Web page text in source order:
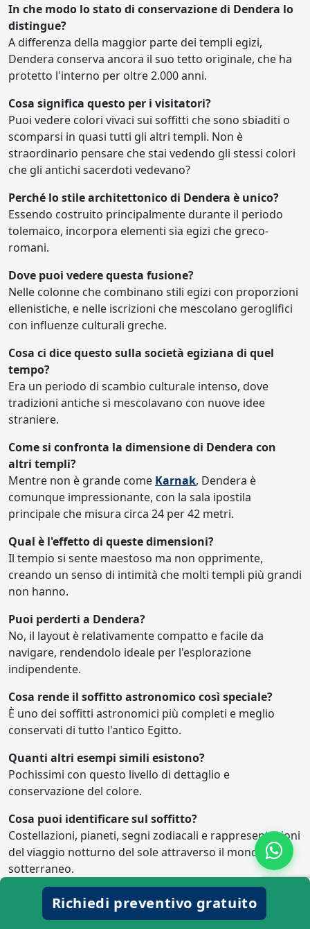
In che modo lo stato di conservazione di Dendera lo
distingue?
A differenza della maggior parte dei templi egizi,
Dendera conserva ancora il suo tetto originale, che ha
protetto l'interno per oltre 2.000 anni.
Cosa significa questo per i visitatori?
Puoi vedere colori vivaci sui soffitti che sono sbiaditi o
scomparsi in quasi tutti gli altri templi. Non è
straordinario pensare che stai vedendo gli stessi colori
che gli antichi sacerdoti vedevano?
Perché lo stile architettonico di Dendera è unico?
Essendo costruito principalmente durante il periodo
tolemaico, incorpora elementi sia egizi che greco-
romani.
Dove puoi vedere questa fusione?
Nelle colonne che combinano stili egizi con proporzioni
ellenistiche, e nelle iscrizioni che mescolano geroglifici
con influenze culturali greche.
Cosa ci dice questo sulla società egiziana di quel
tempo?
Era un periodo di scambio culturale intenso, dove
tradizioni antiche si mescolavano con nuove idee
straniere.
Come si confronta la dimensione di Dendera con
altri templi?
Mentre non è grande come Karnak, Dendera è
comunque impressionante, con la sala ipostila
principale che misura circa 24 per 42 metri.
Qual è l'effetto di queste dimensioni?
Il tempio si sente maestoso ma non opprimente,
creando un senso di intimità che molti templi più grandi
non hanno.
Puoi perderti a Dendera?
No, il layout è relativamente compatto e facile da
navigare, rendendolo ideale per l'esplorazione
indipendente.
Cosa rende il soffitto astronomico così speciale?
È uno dei soffitti astronomici più completi e meglio
conservati di tutto l'antico Egitto.
Quanti altri esempi simili esistono?
Pochissimi con questo livello di dettaglio e
conservazione del colore.
Cosa puoi identificare sul soffitto?
Costellazioni, pianeti, segni zodiacali e rappresentazioni
del viaggio notturno del sole attraverso il mondo
sotterraneo.
Perché gli antichi egizi erano così interessati
all'astronomia?
Richiedi preventivo gratuito